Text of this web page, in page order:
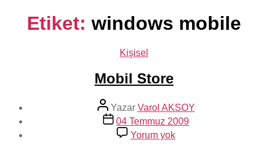
Etiket: windows mobile
Kategoriler
Kişisel
Mobil Store
Yazının
yazarı
Yazar Varol AKSOY
Yazı
tarihi
04 Temmuz 2009
Yorum yokMobil
Store